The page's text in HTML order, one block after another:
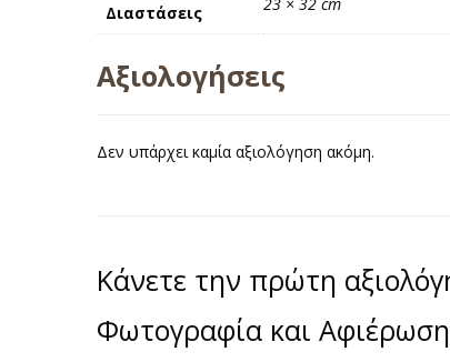
Διαστάσεις
Αξιολογήσεις
Δεν υπάρχει καμία αξιολόγηση ακόμη.
Κάνετε την πρώτη
Φωτογραφία και